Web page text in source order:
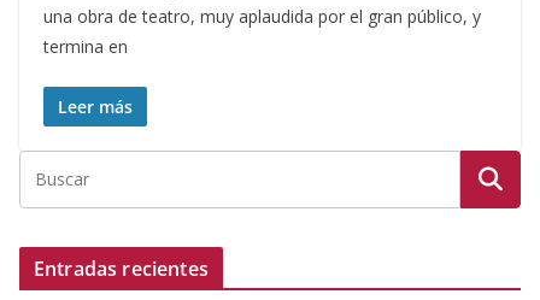
una obra de teatro, muy aplaudida por el gran público, y
termina en
Leer más
Entradas recientes